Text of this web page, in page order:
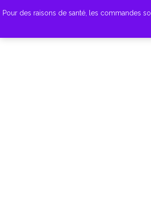
Pour des raisons de santé, les commandes